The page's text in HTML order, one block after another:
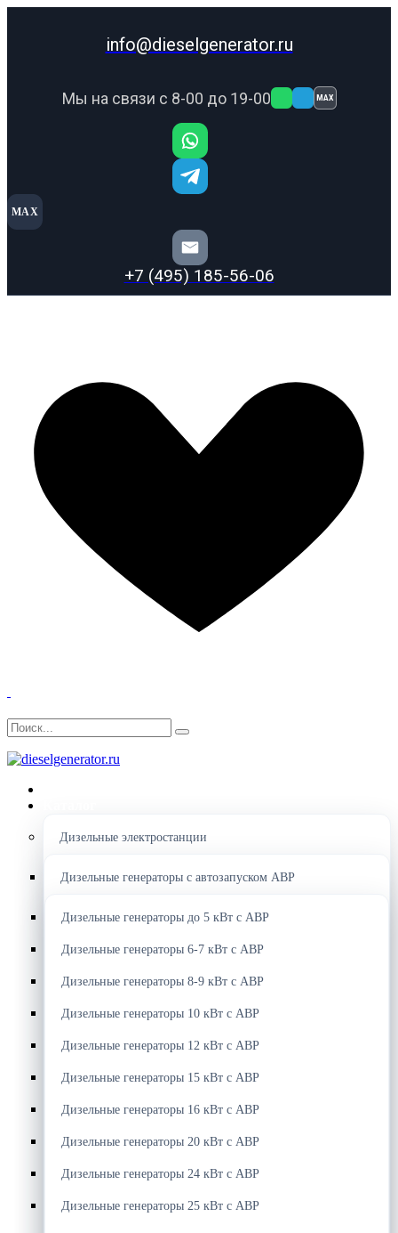
info@dieselgenerator.ru
Мы на связи с 8-00 до 19-00 MAX
MAX
+7 (495) 185-56-06
Дизельные электростанции
Дизельные генераторы с автозапуском АВР
Дизельные генераторы до 5 кВт с АВР
Дизельные генераторы 6-7 кВт с АВР
Дизельные генераторы 8-9 кВт с АВР
Дизельные генераторы 10 кВт с АВР
Дизельные генераторы 12 кВт с АВР
Дизельные генераторы 15 кВт с АВР
Дизельные генераторы 16 кВт с АВР
Дизельные генераторы 20 кВт с АВР
Дизельные генераторы 24 кВт с АВР
Дизельные генераторы 25 кВт с АВР